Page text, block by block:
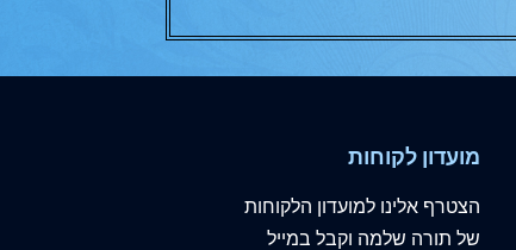
מועדון לקוחות
הצטרף אלינו למועדון הלקוחות
של תורה שלמה וקבל במייל